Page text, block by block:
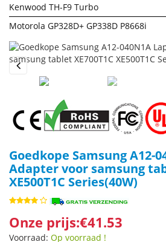
Kenwood TH-F9 Turbo
Motorola GP328D+ GP338D P8668i
Previous
Goedkope Samsung A12-
Adapter voor samsung
XE500T1C Series(40W)
Onze prijs:€41.53
Voorraad: Op voorraad !